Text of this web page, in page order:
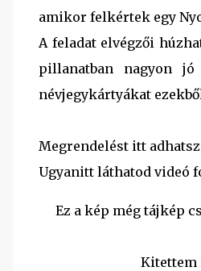
amikor felkértek egy
A feladat elvégzői
pillanatban nagyon
névjegykártyákat
Megrendelést itt
Ugyanitt láthatod videó
Ez a kép még tájkép
Kitettem